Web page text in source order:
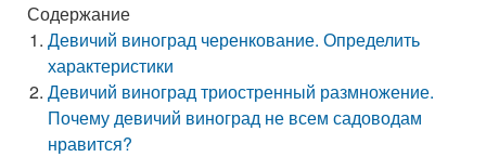
Содержание
Девичий виноград черенкование. Определить
характеристики
Девичий виноград триостренный размножение.
Почему девичий виноград не всем садоводам
нравится?